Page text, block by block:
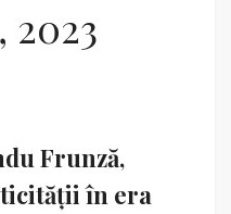
Frunză,
în era